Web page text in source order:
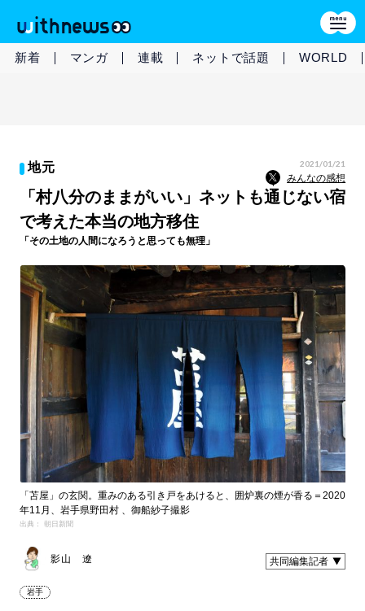
新着 マンガ 連載 ネットで話題 WORLD
地元 2021/01/21
みんなの感想
「村八分のままがいい」ネットも通じない宿
で考えた本当の地方移住
「その土地の人間になろうと思っても無理」
「苫屋」の玄関。重みのある引き戸をあけると、囲炉裏の煙が香る＝2020
年11月、岩手県野田村 、御船紗子撮影
出典： 朝日新聞
影山 遼 共同編集記者
岩手